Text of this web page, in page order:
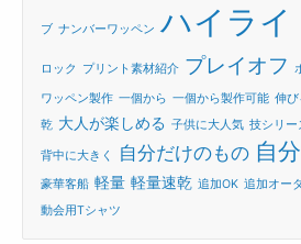
ブ ナンバーワッペン ハイライ
ロック プリント素材紹介 プレイオフ
ワッペン製作 一個から 一個から製作可能 伸び
乾 大人が楽しめる 子供に大人気 技シリー
背中に大きく 自分だけのもの 自
豪華客船 軽量 軽量速乾 追加OK 追加オー
動会用Tシャツ